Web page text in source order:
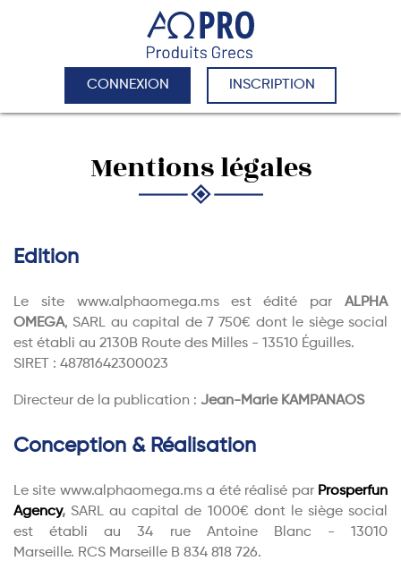
CONNEXION INSCRIPTION
Mentions légales
Edition
Le site www.alphaomega.ms est édité par ALPHA
OMEGA, SARL au capital de 7 750€ dont le siège social
est établi au 2130B Route des Milles - 13510 Éguilles.
SIRET : 48781642300023
Directeur de la publication : Jean-Marie KAMPANAOS
Conception & Réalisation
Le site www.alphaomega.ms a été réalisé par Prosperfun
Agency, SARL au capital de 1000€ dont le siège social
est établi au 34 rue Antoine Blanc - 13010
Marseille. RCS Marseille B 834 818 726.